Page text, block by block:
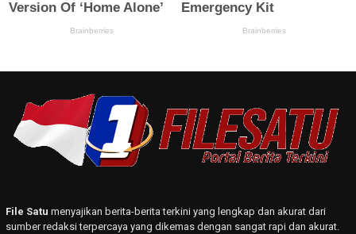
File Satu menyajikan berita-berita terkini yang lengkap dan akurat dari
sumber redaksi terpercaya yang dikemas dengan sangat rapi dan akurat.